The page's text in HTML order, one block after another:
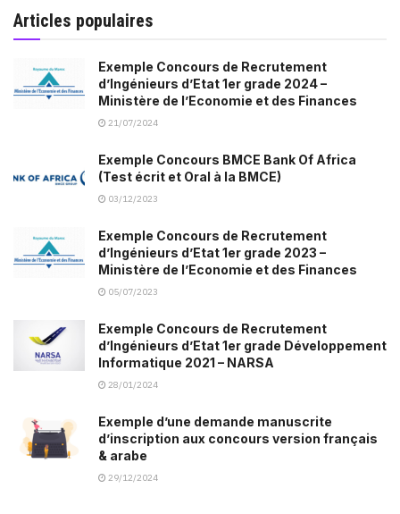
Articles populaires
Exemple Concours de Recrutement
d’Ingénieurs d’Etat 1er grade 2024 –
Ministère de l’Economie et des Finances
21/07/2024
Exemple Concours BMCE Bank Of Africa
(Test écrit et Oral à la BMCE)
03/12/2023
Exemple Concours de Recrutement
d’Ingénieurs d’Etat 1er grade 2023 –
Ministère de l’Economie et des Finances
05/07/2023
Exemple Concours de Recrutement
d’Ingénieurs d’Etat 1er grade Développement
Informatique 2021 – NARSA
28/01/2024
Exemple d’une demande manuscrite
d’inscription aux concours version français
& arabe
29/12/2024